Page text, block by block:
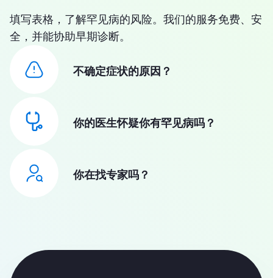
填写表格，了解罕见病的风险。我们的服务免费、安
全，并能协助早期诊断。
不确定症状的原因？
你的医生怀疑你有罕见病吗？
你在找专家吗？